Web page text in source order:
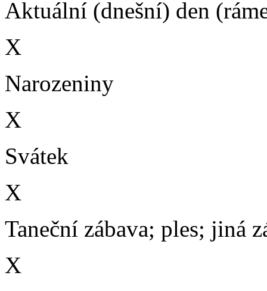
Aktuální (dnešní) den
X
Narozeniny
X
Svátek
X
Taneční zábava; ples; jiná
X